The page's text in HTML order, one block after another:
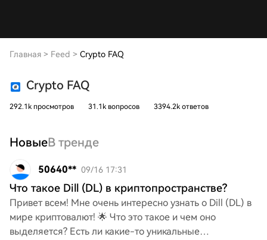
Главная > Feed > Crypto FAQ
Crypto FAQ
292.1k просмотров 31.1k вопросов 3394.2k ответов
НовыеВ тренде
50640** 09/16 17:31
Что такое Dill (DL) в криптопространстве?
Привет всем! Мне очень интересно узнать о Dill (DL) в
мире криптовалют! 🌟 Что это такое и чем оно
выделяется? Есть ли какие-то уникальные